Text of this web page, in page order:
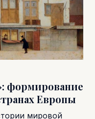
формирование
Европы
мировой